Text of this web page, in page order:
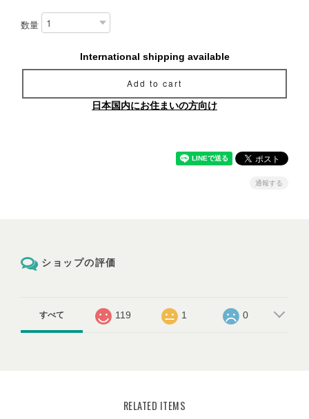
数量
International shipping available
Add to cart
日本国内にお住まいの方向け
通報する
ショップの評価
すべて 119 1 0
RELATED ITEMS